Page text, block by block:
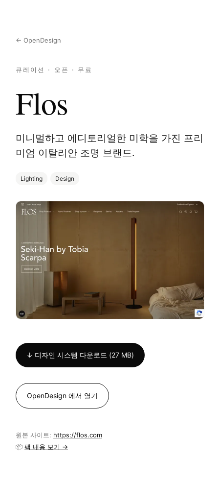
← OpenDesign
큐레이션 · 오픈 · 무료
Flos
미니멀하고 에디토리얼한 미학을 가진 프리
미엄 이탈리안 조명 브랜드.
Lighting Design
↓ 디자인 시스템 다운로드 (27 MB)
OpenDesign 에서 열기
원본 사이트: https://flos.com
📦 팩 내용 보기 →